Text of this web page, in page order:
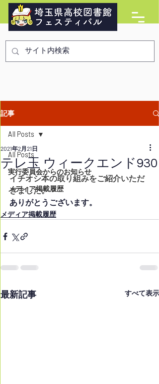
記事
All Posts
実行委員会からのお知らせ
メディア掲載履歴
All Posts
テレ玉 ウィークエンド930
2021年2月21日
イチオシ本の取り組みをご紹介いただ
きました。
ありがとうございます。
メディア掲載履歴
最新記事 すべて表示